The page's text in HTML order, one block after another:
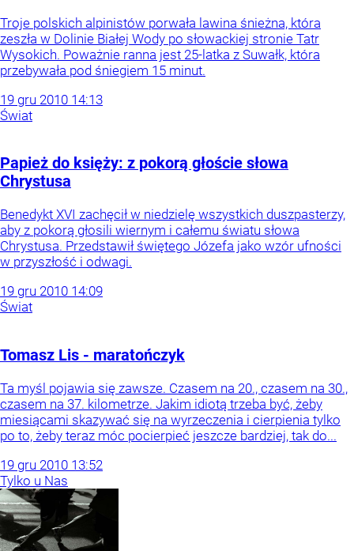
Troje polskich alpinistów porwała lawina śnieżna, która
zeszła w Dolinie Białej Wody po słowackiej stronie Tatr
Wysokich. Poważnie ranna jest 25-latka z Suwałk, która
przebywała pod śniegiem 15 minut.
19 gru 2010 14:13
Świat
Papież do księży: z pokorą głoście słowa
Chrystusa
Benedykt XVI zachęcił w niedzielę wszystkich duszpasterzy,
aby z pokorą głosili wiernym i całemu światu słowa
Chrystusa. Przedstawił świętego Józefa jako wzór ufności
w przyszłość i odwagi.
19 gru 2010 14:09
Świat
Tomasz Lis - maratończyk
Ta myśl pojawia się zawsze. Czasem na 20., czasem na 30.,
czasem na 37. kilometrze. Jakim idiotą trzeba być, żeby
miesiącami skazywać się na wyrzeczenia i cierpienia tylko
po to, żeby teraz móc pocierpieć jeszcze bardziej, tak do...
19 gru 2010 13:52
Tylko u Nas